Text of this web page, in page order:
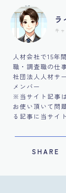
ラ
キ
人材会社で15年
職・調査職の仕
社団法人人材サ
メンバー
※当サイト記事
お使い頂いて問
る記事に当サイ
SHARE